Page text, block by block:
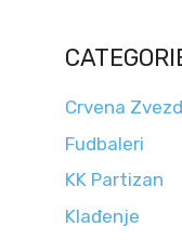
Crvena
Fudbaleri
KK Partizan
Klađenje